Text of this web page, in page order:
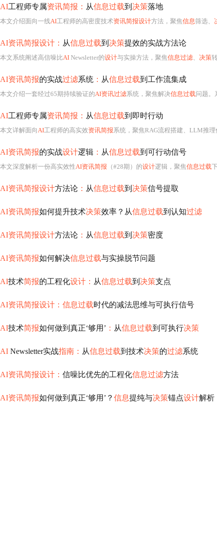
AI工程师专属资讯简报： 从信息过载到 决策落地
本文介绍面向一线AI工程师的高密度技术资讯简报设计方法，聚焦信息筛选、
AI资讯简报设计： 从信息过载到 决策提效的实战方法论
本文系统阐述高信噪比AI Newsletter的设计与实操方法，聚焦信息过滤、 决策
AI资讯简报的实战过滤系统 ： 从信息过载到工作流集成
本文介绍一套经过65期持续验证的AI资讯过滤系统，聚焦解决信息过载问题。
AI工程师专属资讯简报： 从信息过载到即时行动
本文详解面向AI工程师的高实效资讯简报系统，聚焦RAG流程搭建、LLM推
AI资讯简报的实战设计逻辑 ： 从信息过载到可行动信号
本文深度解析一份高实效性AI资讯简报 （#28期）的设计逻辑，聚焦信息过载下的
AI资讯简报设计方法论 ： 从信息过载到 决策信号提取
AI资讯简报如何提升技术决策效率？从信息过载到认知过滤
AI资讯简报设计方法论 ： 从信息过载到 决策密度
AI资讯简报如何解决信息过载与实操脱节问题
AI技术简报的工程化设计： 从信息过载到 决策支点
AI资讯简报设计：信息过载时代的减法思维与可执行信号
AI技术简报如何做到真正‘够用’ ： 从信息过载到可执行决策
AI Newsletter实战指南： 从信息过载到技术决策的过滤系统
AI资讯简报设计： 信噪比优先的工程化信息过滤方法
AI资讯简报如何做到真正‘够用’？ 信息提纯与决策锚点设计解析